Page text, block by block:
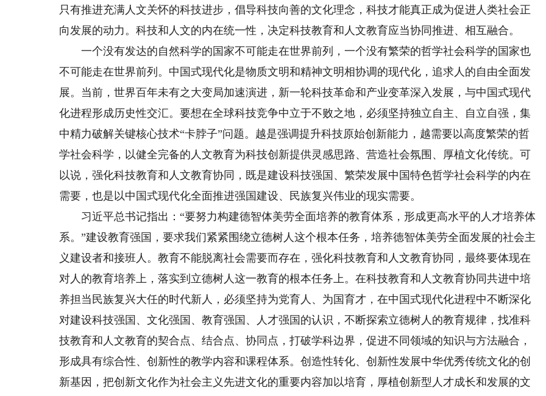
只有推进充满人文关怀的科技进步，倡导科技向善的文化理念，科技才能真正成为促进人类社会正
向发展的动力。科技和人文的内在统一性，决定科技教育和人文教育应当协同推进、相互融合。
一个没有发达的自然科学的国家不可能走在世界前列，一个没有繁荣的哲学社会科学的国家也
不可能走在世界前列。中国式现代化是物质文明和精神文明相协调的现代化，追求人的自由全面发
展。当前，世界百年未有之大变局加速演进，新一轮科技革命和产业变革深入发展，与中国式现代
化进程形成历史性交汇。要想在全球科技竞争中立于不败之地，必须坚持独立自主、自立自强，集
中精力破解关键核心技术“卡脖子”问题。越是强调提升科技原始创新能力，越需要以高度繁荣的哲
学社会科学，以健全完备的人文教育为科技创新提供灵感思路、营造社会氛围、厚植文化传统。可
以说，强化科技教育和人文教育协同，既是建设科技强国、繁荣发展中国特色哲学社会科学的内在
需要，也是以中国式现代化全面推进强国建设、民族复兴伟业的现实需要。
习近平总书记指出：“要努力构建德智体美劳全面培养的教育体系，形成更高水平的人才培养体
系。”建设教育强国，要求我们紧紧围绕立德树人这个根本任务，培养德智体美劳全面发展的社会主
义建设者和接班人。教育不能脱离社会需要而存在，强化科技教育和人文教育协同，最终要体现在
对人的教育培养上，落实到立德树人这一教育的根本任务上。在科技教育和人文教育协同共进中培
养担当民族复兴大任的时代新人，必须坚持为党育人、为国育才，在中国式现代化进程中不断深化
对建设科技强国、文化强国、教育强国、人才强国的认识，不断探索立德树人的教育规律，找准科
技教育和人文教育的契合点、结合点、协同点，打破学科边界，促进不同领域的知识与方法融合，
形成具有综合性、创新性的教学内容和课程体系。创造性转化、创新性发展中华优秀传统文化的创
新基因，把创新文化作为社会主义先进文化的重要内容加以培育，厚植创新型人才成长和发展的文